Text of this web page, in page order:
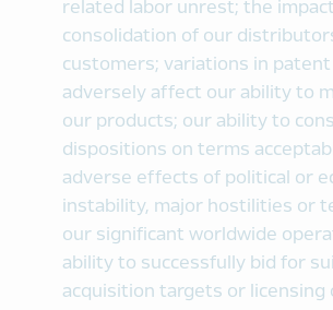
related labor unrest; the
consolidation of our
customers; variations in
adversely affect our ability to
our products; our ability to
dispositions on terms
adverse effects of political or
instability, major hostilities or
our significant worldwide
ability to successfully bid for
acquisition targets or licensing